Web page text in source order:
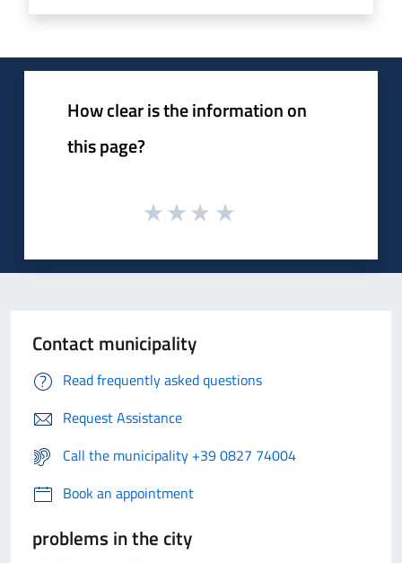
How clear is the information on
this page?
Contact municipality
Read frequently asked questions
Request Assistance
Call the municipality +39 0827 74004
Book an appointment
problems in the city